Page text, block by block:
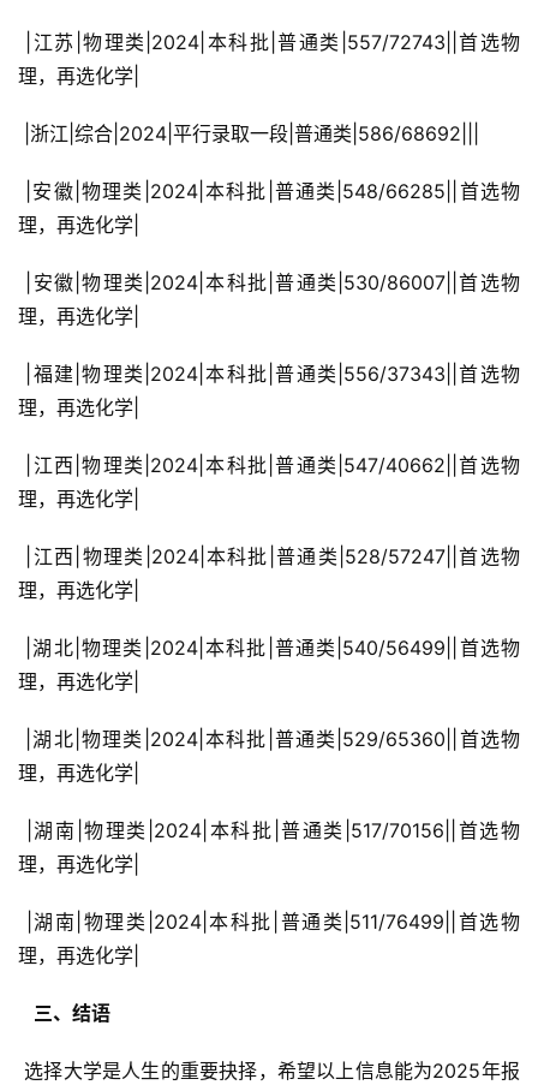
理，再选化学|
|浙江|综合|2024|平行录取一段|普通类|586/68692|||
理，再选化学|
理，再选化学|
理，再选化学|
理，再选化学|
理，再选化学|
理，再选化学|
理，再选化学|
理，再选化学|
理，再选化学|
  三、结语
选择大学是人生的重要抉择，希望以上信息能为2025年报